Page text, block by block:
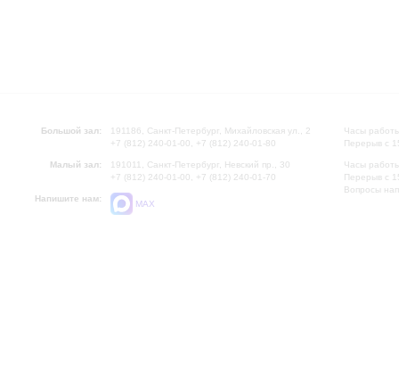
Большой зал:
191186, Санкт-Петербург, Михайловская ул., 2
+7 (812) 240-01-00, +7 (812) 240-01-80
Малый зал:
191011, Санкт-Петербург, Невский пр., 30
+7 (812) 240-01-00, +7 (812) 240-01-70
Напишите нам:
MAX
Часы
Перерыв с
Часы
Перерыв с
Вопросы